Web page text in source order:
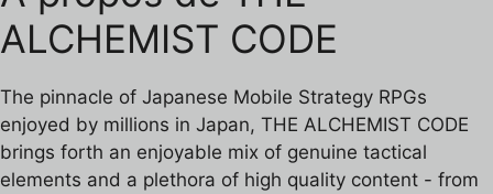
ALCHEMIST CODE
The pinnacle of Japanese Mobile Strategy RPGs
enjoyed by millions in Japan, THE ALCHEMIST CODE
brings forth an enjoyable mix of genuine tactical
elements and a plethora of high quality content - from